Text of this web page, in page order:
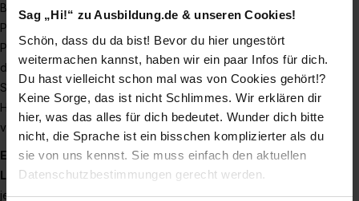
Sag „Hi!“ zu Ausbildung.de & unseren Cookies!
Schön, dass du da bist! Bevor du hier ungestört
weitermachen kannst, haben wir ein paar Infos für dich.
Du hast vielleicht schon mal was von Cookies gehört!?
Keine Sorge, das ist nicht Schlimmes. Wir erklären dir
hier, was das alles für dich bedeutet. Wunder dich bitte
nicht, die Sprache ist ein bisschen komplizierter als du
sie von uns kennst. Sie muss einfach den aktuellen
Datenschutzbestimmungen gerecht werden.
Beschichtungs- und Kaschierlösungen für Materialien wie
Papier, Folie und Karton. Wir bauen maßgeschneiderte
Produktions- und Laboranlagen, die Produkte herstellen, die
dir täglich begegnen. Von der Verpackung für deinen
Schokoriegel in der Pause bis zum Solarmodul auf dem
Hausdach,
KROENERT
vielleicht vermutest.
Engineering-Exzellenz, Innovationsgeist und
Leidenschaftfür erstklassige Lösungen treiben uns an,
jeden Tag ein bisschen besser zu werden – das leben wir